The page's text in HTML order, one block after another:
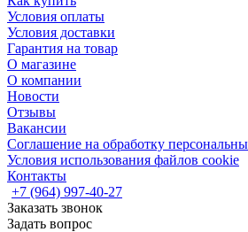
Условия оплаты
Условия доставки
Гарантия на товар
О магазине
О компании
Новости
Отзывы
Вакансии
Соглашение на обработку
Условия использования файлов cookie
Контакты
+7 (964) 997-40-27
Заказать звонок
Задать вопрос